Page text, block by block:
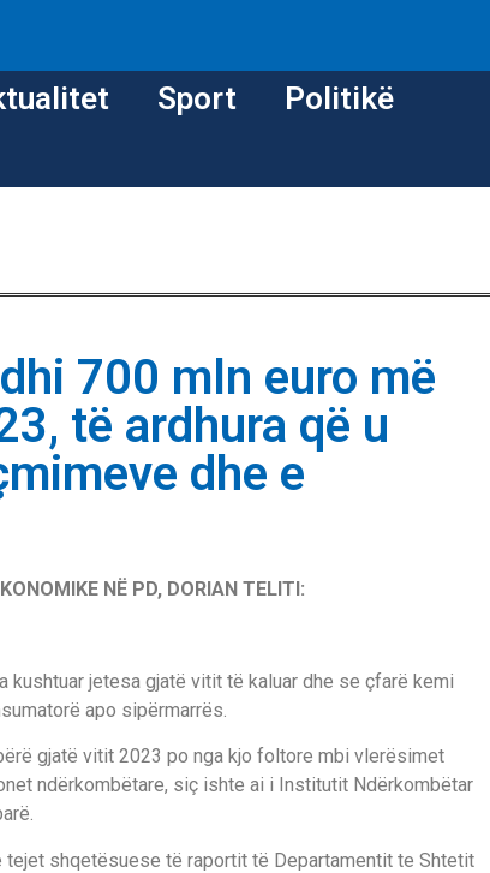
Sport Politikë
700 mln euro më
të ardhura që u
dhe e
NË PD, DORIAN TELITI:
kushtuar jetesa gjatë vitit të kaluar dhe se çfarë kemi
apo sipërmarrës.
gjatë vitit 2023 po nga kjo foltore mbi vlerësimet
ndërkombëtare, siç ishte ai i Institutit Ndërkombëtar
shqetësuese të raportit të Departamentit te Shtetit